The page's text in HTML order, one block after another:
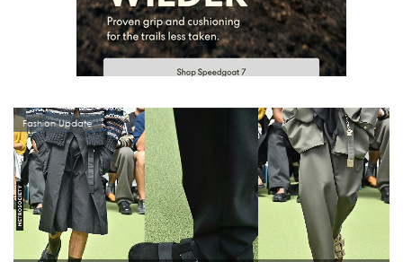
Fashion Update